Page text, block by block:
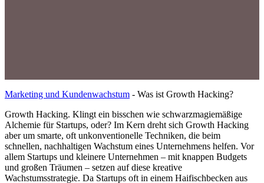
Marketing und Kundenwachstum - Was ist Growth Hacking?
Growth Hacking. Klingt ein bisschen wie schwarzmagiemäßige
Alchemie für Startups, oder? Im Kern dreht sich Growth Hacking
aber um smarte, oft unkonventionelle Techniken, die beim
schnellen, nachhaltigen Wachstum eines Unternehmens helfen. Vor
allem Startups und kleinere Unternehmen – mit knappen Budgets
und großen Träumen – setzen auf diese kreative
Wachstumsstrategie. Da Startups oft in einem Haifischbecken aus